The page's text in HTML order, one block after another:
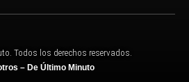
Todos los derechos reservados.
– De Último Minuto